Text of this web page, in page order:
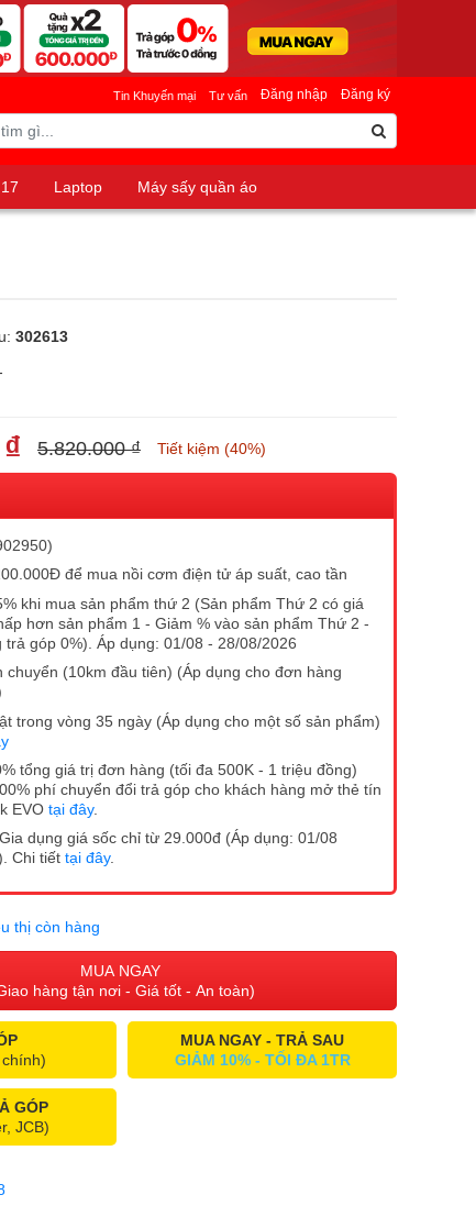
Đăng nhập Đăng ký
Tin Khuyến mại Tư vấn
Laptop
Máy sấy quần áo
302613
5.820.000 ₫ Tiết kiệm (40%)
để mua nồi cơm điện tử áp suất, cao tần
khi mua sản phẩm thứ 2 (Sản phẩm Thứ 2 có giá
hơn sản phẩm 1 - Giảm % vào sản phẩm Thứ 2 -
trả góp 0%). Áp dụng: 01/08 - 28/08/2026
chuyển (10km đầu tiên) (Áp dụng cho đơn hàng
trong vòng 35 ngày (Áp dụng cho một số sản phẩm)
tổng giá trị đơn hàng (tối đa 500K - 1 triệu đồng)
phí chuyển đổi trả góp cho khách hàng mở thẻ tín
EVO tại đây.
dụng giá sốc chỉ từ 29.000đ (Áp dụng: 01/08
Chi tiết tại đây.
thị còn hàng
MUA NGAY
hàng tận nơi - Giá tốt - An toàn)
MUA NGAY - TRẢ SAU
GIẢM 10% - TỐI ĐA 1TR
GÓP
JCB)